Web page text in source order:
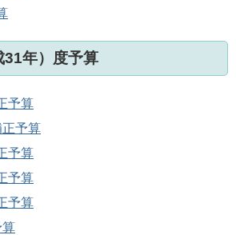
31年）度予算
予算
予算
予算
予算
予算
算